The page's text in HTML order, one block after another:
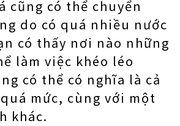
cũng có thể chuyển
do có quá nhiều nước
có thấy nơi nào những
làm việc khéo léo
có thể có nghĩa là cả
mức, cùng với một
khác.